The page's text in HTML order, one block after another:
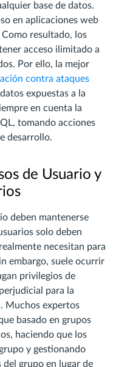
base de datos.
en aplicaciones web
resultado, los
acceso ilimitado a
Por ello, la mejor
contra ataques
expuestas a la
en cuenta la
tomando acciones
desarrollo.
de Usuario y
deben mantenerse
solo deben
necesitan para
embargo, suele ocurrir
privilegios de
para la
Muchos expertos
basado en grupos
haciendo que los
y gestionando
grupo en lugar de